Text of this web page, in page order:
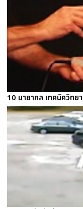
10 มายากล เทคนิควิทย